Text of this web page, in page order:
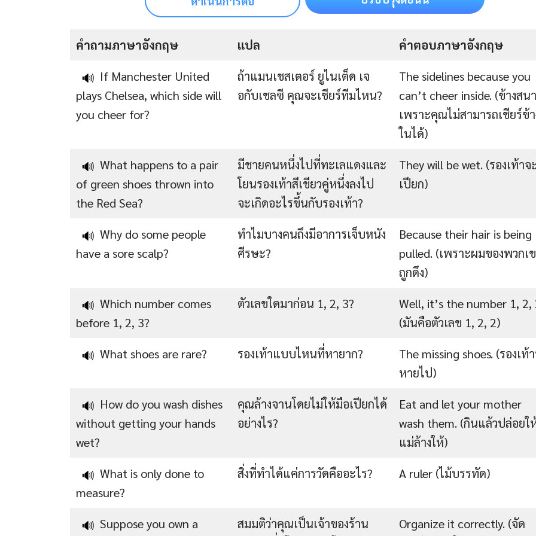
คำถามภาษาอังกฤษ แปล คำตอบภาษาอังกฤษ
🔊 If Manchester United
plays Chelsea, which side will
you cheer for?
ถ้าแมนเชสเตอร์ ยูไนเต็ด เจ
อกับเชลซี คุณจะเชียร์ทีมไหน?
The sidelines because you
can’t cheer inside. (ข้างสน
เพราะคุณไม่สามารถเชียร์ข้า
ในได้)
🔊 What happens to a pair
of green shoes thrown into
the Red Sea?
มีชายคนหนึ่งไปที่ทะเลแดงและ
โยนรองเท้าสีเขียวคู่หนึ่งลงไป
จะเกิดอะไรขึ้นกับรองเท้า?
They will be wet. (รองเท้าจ
เปียก)
🔊 Why do some people
have a sore scalp?
ทำไมบางคนถึงมีอาการเจ็บหนัง
ศีรษะ?
Because their hair is being
pulled. (เพราะผมของพวกเ
ถูกดึง)
🔊 Which number comes
before 1, 2, 3?
ตัวเลขใดมาก่อน 1, 2, 3?
Well, it’s the number 1, 2,
(มันคือตัวเลข 1, 2, 2)
🔊 What shoes are rare? รองเท้าแบบไหนที่หายาก?
The missing shoes. (รองเท้
หายไป)
🔊 How do you wash dishes
without getting your hands
wet?
คุณล้างจานโดยไม่ให้มือเปียกได้
อย่างไร?
Eat and let your mother
wash them. (กินแล้วปล่อยใ
แม่ล้างให้)
🔊 What is only done to
measure?
สิ่งที่ทำได้แค่การวัดคืออะไร? A ruler (ไม้บรรทัด)
🔊 Suppose you own a
สมมติว่าคุณเป็นเจ้าของร้าน
Organize it correctly. (จัด